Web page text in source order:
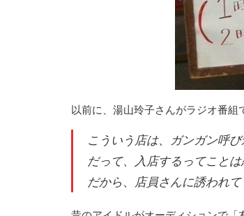
以前に、湯山玲子さんがラジオ番組
こういう店は、ガンガン呼び
だって、入店するってこと
だから、店員さんに誘われ